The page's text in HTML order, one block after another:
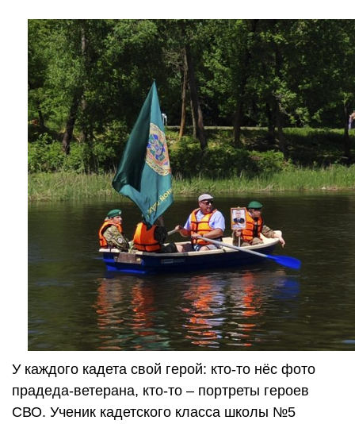
У каждого кадета свой герой: кто-то нёс фото
прадеда-ветерана, кто-то – портреты героев
СВО. Ученик кадетского класса школы №5